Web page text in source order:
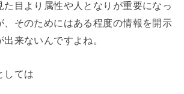
た目より属性や人となりが重要になっ
、そのためにはある程度の情報を開示
来ないんですよね。
しては